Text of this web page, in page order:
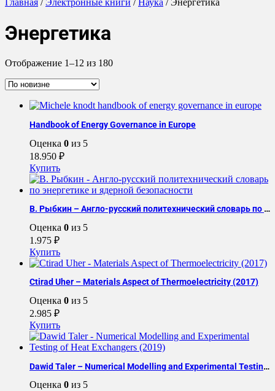
Главная / Электронные книги /Наука / Энергетика
Энергетика
Отображение 1–12 из 180Сортировка:
Handbook of Energy Governance in Europe
Оценка 0 из 5
18.950 ₽
Купить
В. Рыбкин – Англо-русский политехнический словарь по энергетике и ядерной безопасности
Оценка 0 из 5
1.975 ₽
Купить
Ctirad Uher – Materials Aspect of Thermoelectricity (2017)
Оценка 0 из 5
2.985 ₽
Купить
Dawid Taler – Numerical Modelling and Experimental Testing of Heat Exchangers (2019)
Оценка 0 из 5